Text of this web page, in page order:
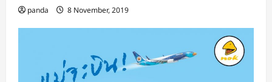
panda 8 November, 2019